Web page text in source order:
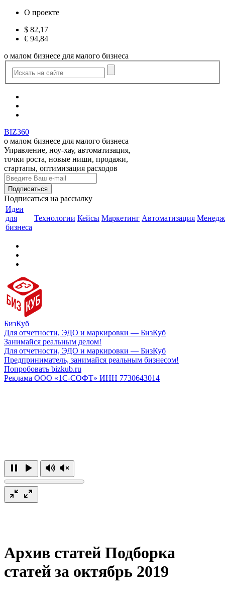
О проекте
$ 82,17
€ 94,84
о малом бизнесе для малого бизнеса
BIZ360
о малом бизнесе для малого бизнеса
Управление, ноу-хау, автоматизация,
точки роста, новые ниши, продажи,
стартапы, оптимизация расходов
Подписаться на рассылку
Идеи
для
бизнеса
Технологии Кейсы Маркетинг Автоматизация
БизКуб
Для отчетности, ЭДО и маркировки — БизКуб
Занимайся реальным делом!
Для отчетности, ЭДО и маркировки — БизКуб
Предприниматель, занимайся реальным бизнесом!
Попробовать bizkub.ru
Реклама ООО «1С-СОФТ» ИНН 7730643014
Архив статей Подборка
статей за октябрь 2019